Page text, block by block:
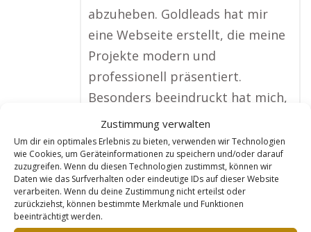
Zustimmung verwalten
Um dir ein optimales Erlebnis zu bieten, verwenden wir Technologien
wie Cookies, um Geräteinformationen zu speichern und/oder darauf
zuzugreifen. Wenn du diesen Technologien zustimmst, können wir
Daten wie das Surfverhalten oder eindeutige IDs auf dieser Website
verarbeiten. Wenn du deine Zustimmung nicht erteilst oder
zurückziehst, können bestimmte Merkmale und Funktionen
beeinträchtigt werden.
abzuheben. Goldleads hat mir
eine Webseite erstellt, die meine
Projekte modern und
professionell präsentiert.
Besonders beeindruckt hat mich,
dass sie dafür gesorgt haben,
dass ich bei Google unter den
ersten Ergebnissen lande, wenn
jemand nach einem Architekten
in meiner Stadt und darüber
hinaus sucht. Ich bekomme jetzt